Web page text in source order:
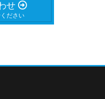
せ
ださい